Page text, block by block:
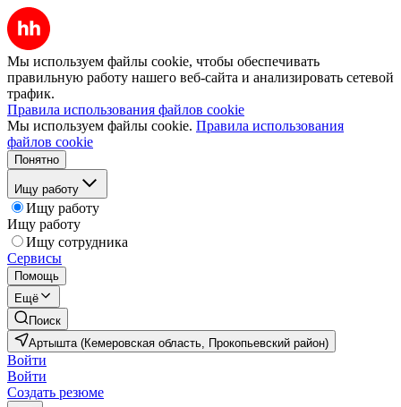
Мы используем файлы cookie, чтобы обеспечивать
правильную работу нашего веб-сайта и анализировать сетевой
трафик.
Правила использования файлов cookie
Мы используем файлы cookie. Правила использования
файлов cookie
Понятно
Ищу работу
Ищу работу
Ищу работу
Ищу сотрудника
Сервисы
Помощь
Ещё
Поиск
Артышта (Кемеровская область, Прокопьевский район)
Войти
Войти
Создать резюме